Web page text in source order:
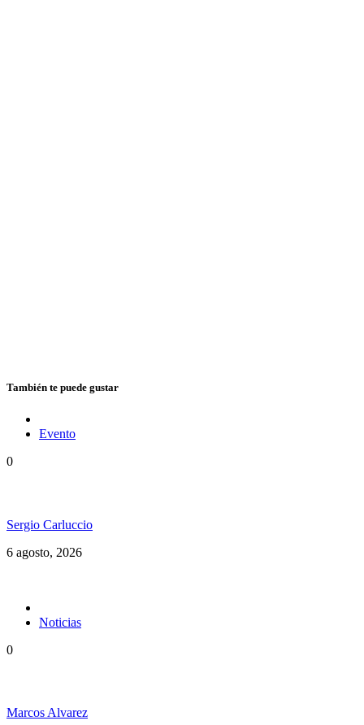
También te puede gustar
Evento
0
Sergio Carluccio
6 agosto, 2026
Noticias
0
Marcos Alvarez